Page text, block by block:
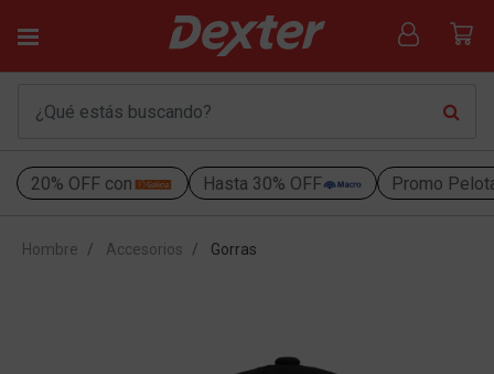
20% OFF con Hasta 30% OFF Promo
Hombre Accesorios Gorras